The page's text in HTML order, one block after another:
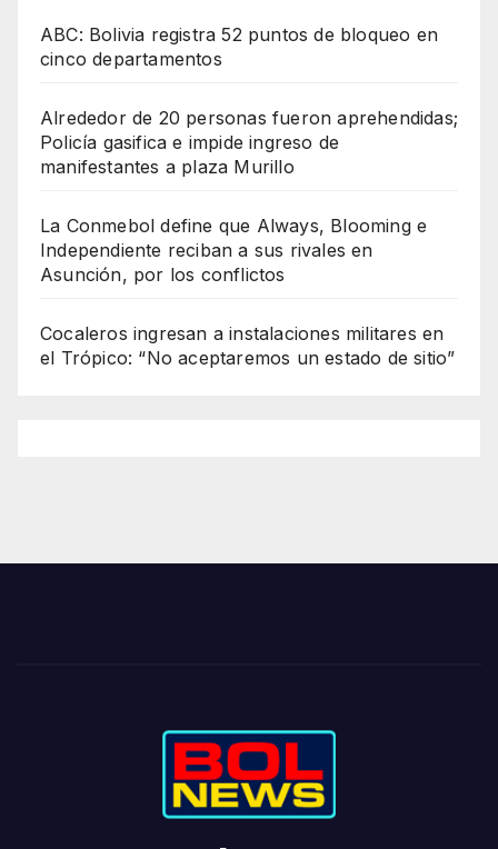
ABC: Bolivia registra 52 puntos de bloqueo en
cinco departamentos
Alrededor de 20 personas fueron aprehendidas;
Policía gasifica e impide ingreso de
manifestantes a plaza Murillo
La Conmebol define que Always, Blooming e
Independiente reciban a sus rivales en
Asunción, por los conflictos
Cocaleros ingresan a instalaciones militares en
el Trópico: “No aceptaremos un estado de sitio”